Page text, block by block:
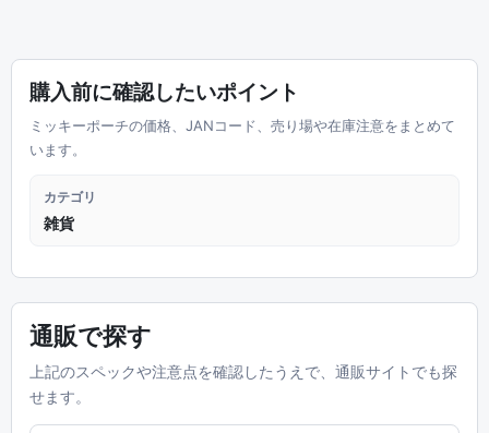
購入前に確認したいポイント
ミッキーポーチの価格、JANコード、売り場や在庫注意をまとめて
います。
カテゴリ
雑貨
通販で探す
上記のスペックや注意点を確認したうえで、通販サイトでも探
せます。